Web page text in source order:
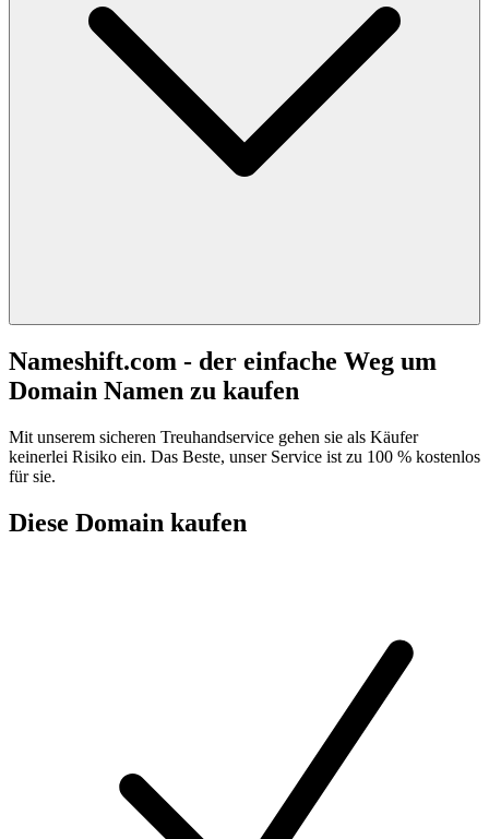
Nameshift.com - der einfache Weg um
Domain Namen zu kaufen
Mit unserem sicheren Treuhandservice gehen sie als Käufer
keinerlei Risiko ein. Das Beste, unser Service ist zu 100 % kostenlos
für sie.
Diese Domain kaufen